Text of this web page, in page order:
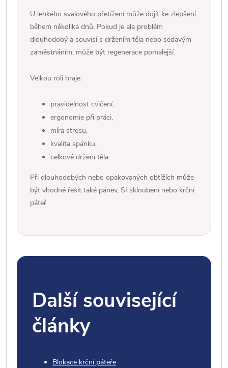
U lehkého svalového přetížení může dojít ke zlepšení
během několika dnů. Pokud je ale problém
dlouhodobý a souvisí s držením těla nebo sedavým
zaměstnáním, může být regenerace pomalejší.
Velkou roli hraje:
pravidelnost cvičení,
ergonomie při práci,
míra stresu,
kvalita spánku,
celkové držení těla.
Při dlouhodobých nebo opakovaných obtížích může
být vhodné řešit také pánev, SI skloubení nebo krční
páteř.
Další související
články
Blokace krční páteře